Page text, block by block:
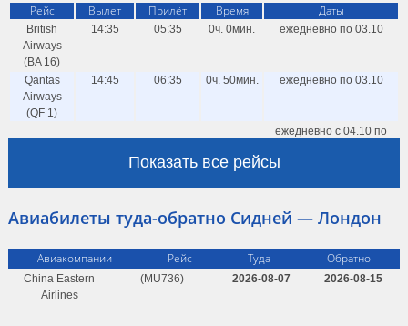
Рейс Вылет Прилёт Время Даты
British
Airways
(BA 16)
14:35 05:35 0ч. 0мин. ежедневно по 03.10
Qantas
Airways
(QF 1)
14:45 06:35 0ч. 50мин. ежедневно по 03.10
ежедневно с 04.10 по
British
(BA 16)
15:35 05:35 0ч. 0мин.
24.10
British
Airways
(BA 16)
15:35 05:35 0ч. 0мин. 28, 29 марта
Показать все рейсы
Авиабилеты туда-обратно Сидней — Лондон
Авиакомпании Рейс Туда Обратно
China Eastern
Airlines
(MU736) 2026-08-07 2026-08-15